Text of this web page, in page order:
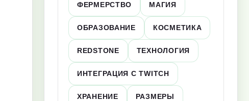
ФЕРМЕРСТВО МАГИЯ
ОБРАЗОВАНИЕ КОСМЕТИКА
REDSTONE ТЕХНОЛОГИЯ
ИНТЕГРАЦИЯ С TWITCH
ХРАНЕНИЕ РАЗМЕРЫ